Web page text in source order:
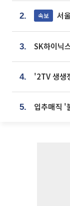
2. 속보 서
3.
4.
5. 입추매직 '